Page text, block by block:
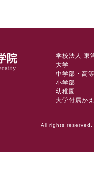
学校法人 東
大学
中学部・高
小学部
幼稚園
大学付属か
All rights reserved.